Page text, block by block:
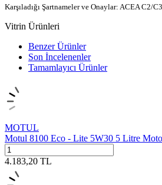
Karşıladığı Şartnameler ve Onaylar: ACEA C2/
Vitrin Ürünleri
Benzer Ürünler
Son İncelenenler
Tamamlayıcı Ürünler
MOTUL
Motul 8100 Eco - Lite 5W30 5 Litre
4.183,20 TL